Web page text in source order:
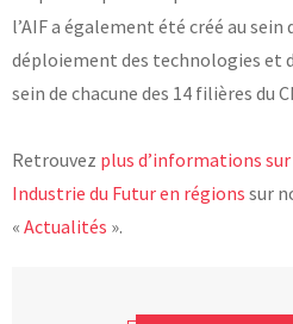
l’AIF a également été créé au sein
déploiement des technologies et
sein de chacune des 14 filières du
Retrouvez plus d’informations
Industrie du Futur en régions sur
« Actualités ».